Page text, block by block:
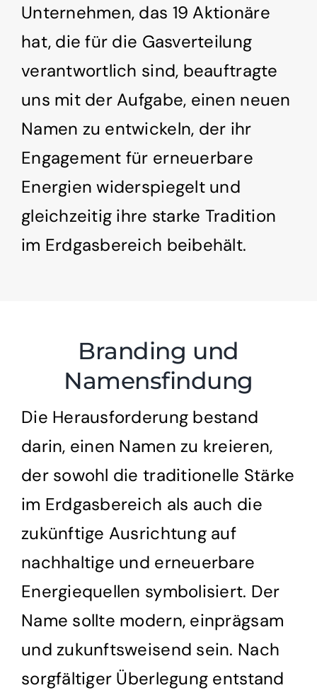
Unternehmen, das 19 Aktionäre
hat, die für die Gasverteilung
verantwortlich sind, beauftragte
uns mit der Aufgabe, einen neuen
Namen zu entwickeln, der ihr
Engagement für erneuerbare
Energien widerspiegelt und
gleichzeitig ihre starke Tradition
im Erdgasbereich beibehält.
Branding und
Namensfindung
Die Herausforderung bestand
darin, einen Namen zu kreieren,
der sowohl die traditionelle Stärke
im Erdgasbereich als auch die
zukünftige Ausrichtung auf
nachhaltige und erneuerbare
Energiequellen symbolisiert. Der
Name sollte modern, einprägsam
und zukunftsweisend sein. Nach
sorgfältiger Überlegung entstand